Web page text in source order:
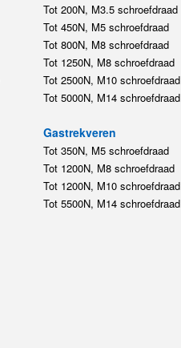
Tot 200N, M3.5 schroefdraad
Tot 450N, M5 schroefdraad
Tot 800N, M8 schroefdraad
Tot 1250N, M8 schroefdraad
Tot 2500N, M10 schroefdraad
Tot 5000N, M14 schroefdraad
Gastrekveren
Tot 350N, M5 schroefdraad
Tot 1200N, M8 schroefdraad
Tot 1200N, M10 schroefdraad
Tot 5500N, M14 schroefdraad